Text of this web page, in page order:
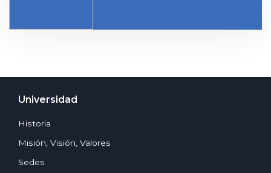
Universidad
Historia
Misión, Visión, Valores
Sedes